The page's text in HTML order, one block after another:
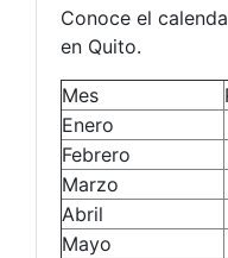
Conoce el
en Quito.
Mes
Enero
Febrero
Marzo
Abril
Mayo